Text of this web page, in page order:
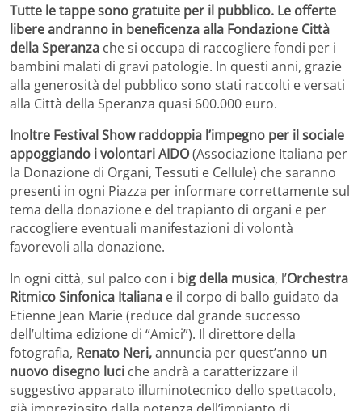
Tutte le tappe sono gratuite per il pubblico. Le offerte
libere andranno in beneficenza alla Fondazione Città
della Speranza che si occupa di raccogliere fondi per i
bambini malati di gravi patologie. In questi anni, grazie
alla generosità del pubblico sono stati raccolti e versati
alla Città della Speranza quasi 600.000 euro.
Inoltre Festival Show raddoppia l’impegno per il sociale
appoggiando i volontariAIDO(Associazione Italiana per
la Donazione di Organi, Tessuti e Cellule) che saranno
presenti in ogni Piazza per informare correttamente sul
tema della donazione e del trapianto di organi e per
raccogliere eventuali manifestazioni di volontà
favorevoli alla donazione.
In ogni città, sul palco con i big della musica, l’Orchestra
Ritmico Sinfonica Italiana e il corpo di ballo guidato da
Etienne Jean Marie (reduce dal grande successo
dell’ultima edizione di “Amici”). Il direttore della
fotografia, Renato Neri,annuncia per quest’anno un
nuovo disegno luci che andrà a caratterizzare il
suggestivo apparato illuminotecnico dello spettacolo,